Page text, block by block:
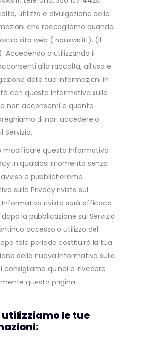
utilizzo e divulgazione delle
che raccogliamo quando
sito web ( nousws.it ). (il
Accedendo o utilizzando il
alla raccolta, all’uso e
delle tue informazioni in
con questa Informativa sulla
non acconsenti a quanto
di non accedere o
Servizio.
modificare questa Informativa
in qualsiasi momento senza
e pubblicheremo
sulla Privacy rivista sul
rivista sarà efficace
dopo la pubblicazione sul Servizio
accesso o utilizzo del
tale periodo costituirà la tua
della nuova Informativa sulla
consigliamo quindi di rivedere
questa pagina.
utilizziamo le tue